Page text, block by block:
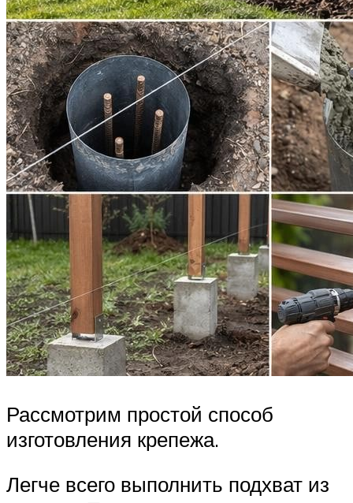
Рассмотрим простой способ
изготовления крепежа.
Легче всего выполнить подхват из